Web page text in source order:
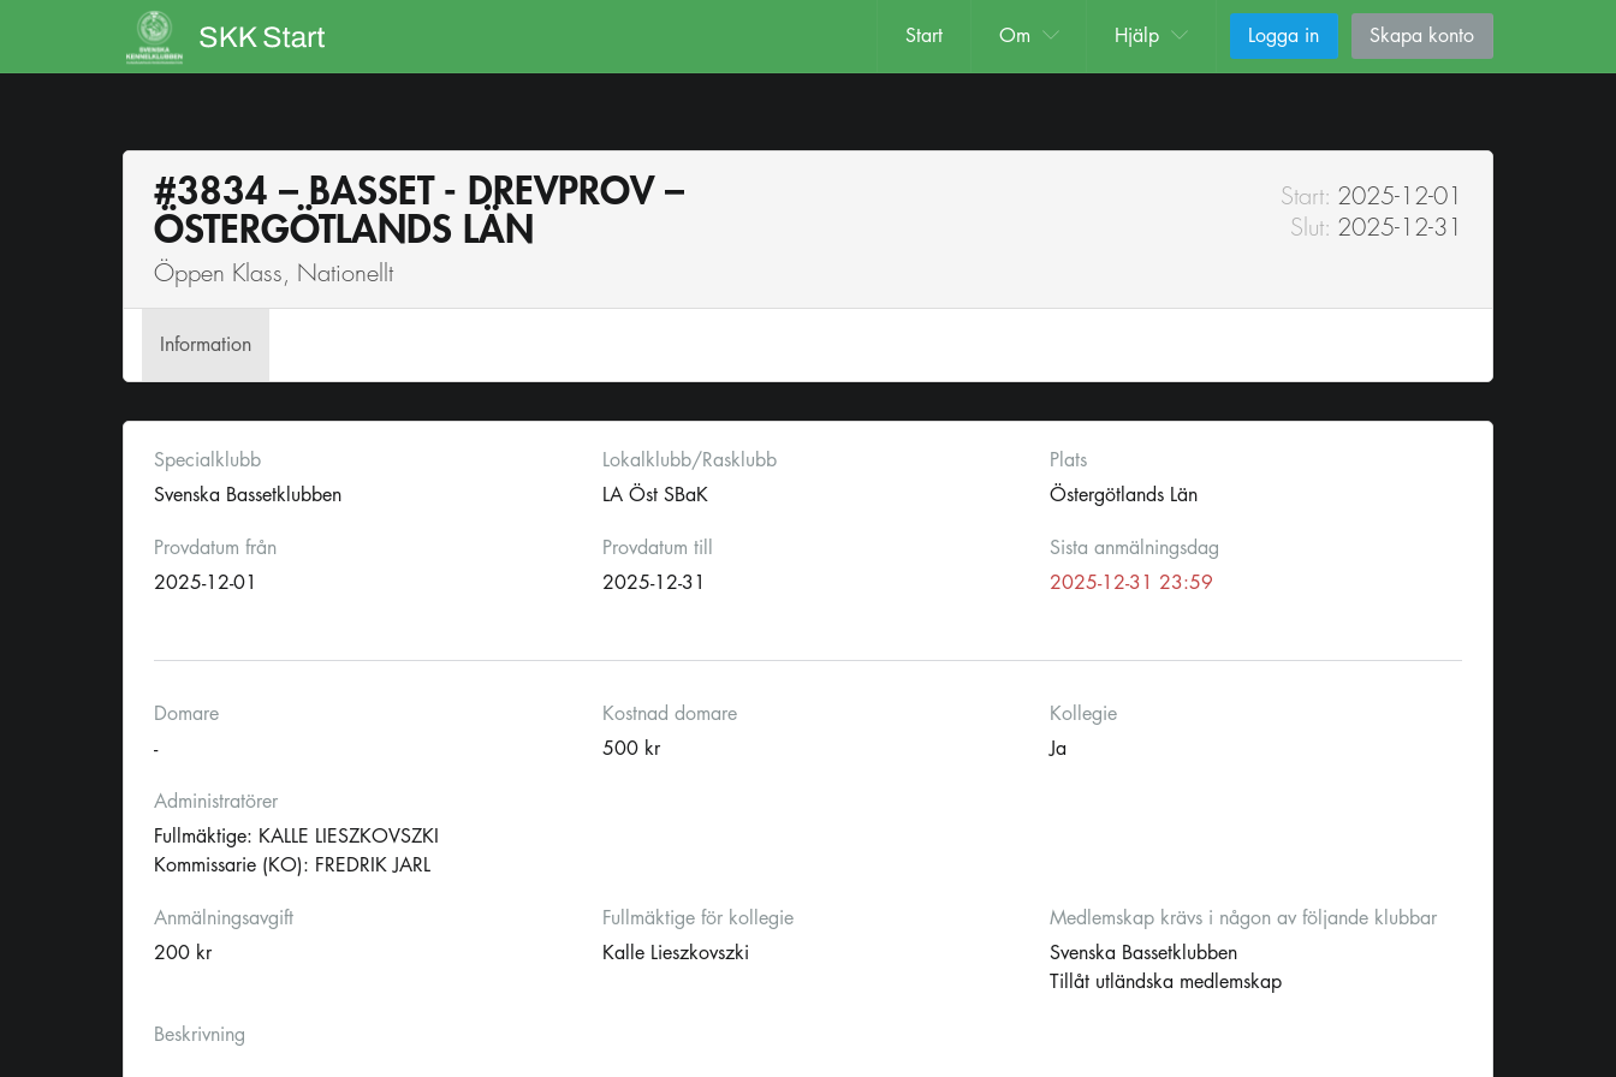
Start Om Hjälp Logga in Skapa konto
#3834 – BASSET - DREVPROV –
ÖSTERGÖTLANDS LÄN
Öppen Klass, Nationellt
Start: 2025-12-01
Slut: 2025-12-31
Information
Specialklubb
Svenska Bassetklubben
Lokalklubb/Rasklubb
LA Öst SBaK
Plats
Östergötlands Län
Provdatum från
2025-12-01
Provdatum till
2025-12-31
Sista anmälningsdag
2025-12-31 23:59
Domare
-
Kostnad domare
500 kr
Kollegie
Ja
Administratörer
Fullmäktige: KALLE LIESZKOVSZKI
Kommissarie (KO): FREDRIK JARL
Anmälningsavgift
200 kr
Fullmäktige för kollegie
Kalle Lieszkovszki
Medlemskap krävs i någon av följande klubbar
Svenska Bassetklubben
Tillåt utländska medlemskap
Beskrivning